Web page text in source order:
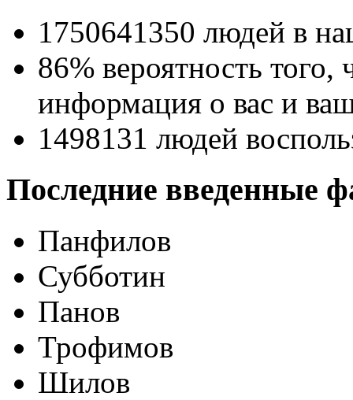
1750641350 людей в
86% вероятность того,
информация о вас и
1498131 людей
Последние введенные
Панфилов
Субботин
Панов
Трофимов
Шилов